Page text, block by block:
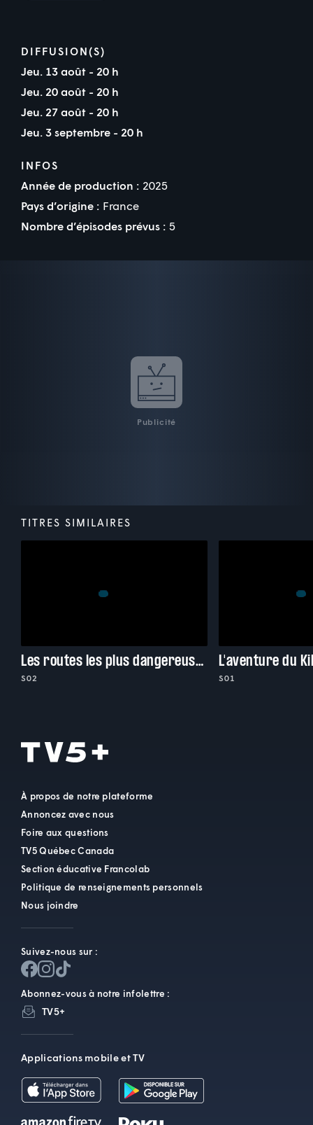
DIFFUSION(S)
Jeu. 13 août - 20 h
Jeu. 20 août - 20 h
Jeu. 27 août - 20 h
Jeu. 3 septembre - 20 h
INFOS
Année de production : 2025
Pays d’origine : France
Nombre d’épisodes prévus : 5
Publicité
TITRES SIMILAIRES
Les routes les plus dangereuses du monde
S02
L'aventure du
S01
À propos de notre plateforme
Annoncez avec nous
Foire aux questions
TV5 Québec Canada
Section éducative Francolab
Politique de renseignements personnels
Nous joindre
Suivez-nous sur :
Abonnez-vous à notre infolettre :
TV5+
Applications mobile et TV